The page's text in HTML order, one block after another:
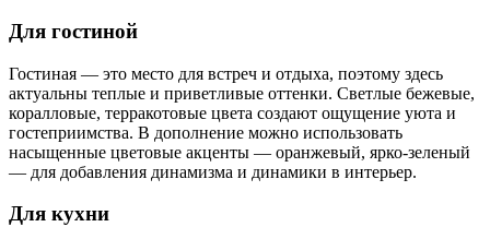
Для гостиной
Гостиная — это место для встреч и отдыха, поэтому здесь
актуальны теплые и приветливые оттенки. Светлые бежевые,
коралловые, терракотовые цвета создают ощущение уюта и
гостеприимства. В дополнение можно использовать
насыщенные цветовые акценты — оранжевый, ярко-зеленый
— для добавления динамизма и динамики в интерьер.
Для кухни